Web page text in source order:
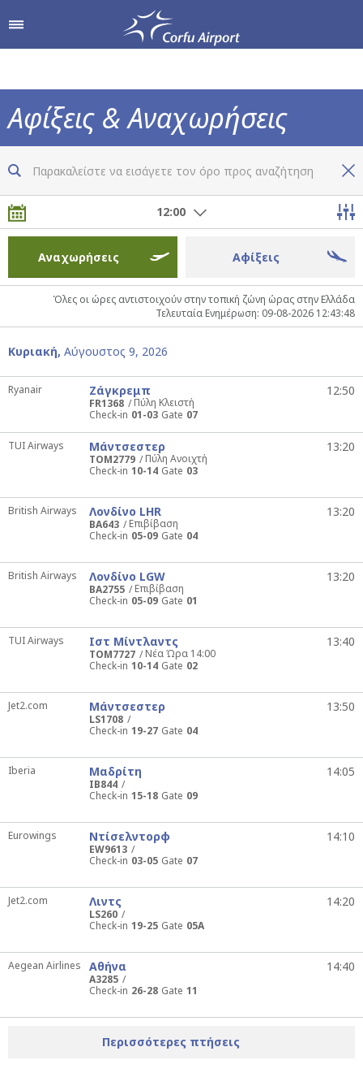
Από & Προς το Αεροδρόμιο
Parking
Αγορές & Γεύση
Καταστήματα
Hellenic Duty Free Shops
Αφίξεις & Αναχωρήσεις
Τώρα ξέρετε τα πάντα για όλες τις πτήσεις
Αναχωρήσεις Αφίξεις
12:00
Όλες οι ώρες αντιστοιχούν στην τοπική ζώνη ώρας στην Ελλάδα
Τελευταία Ενημέρωση: 09-08-2026 12:43:48
Κυριακή, Αύγουστος 9, 2026
Ryanair
FR1368
Πύλη Κλειστή
Ζάγκρεμπ 12:50
Check-in 01-03 Gate 07
TUI Airways
TOM2779
Πύλη Ανοιχτή
Μάντσεστερ 13:20
Check-in 10-14 Gate 03
British Airways
BA643
Επιβίβαση
Λονδίνο LHR 13:20
Check-in 05-09 Gate 04
British Airways
BA2755
Επιβίβαση
Λονδίνο LGW 13:20
Check-in 05-09 Gate 01
TUI Airways
TOM7727
Νέα Ώρα 14:00
Ιστ Μίντλαντς 13:40
Check-in 10-14 Gate 02
Jet2.com
LS1708
Μάντσεστερ 13:50
Check-in 19-27 Gate 04
Iberia
IB844
Μαδρίτη 14:05
Check-in 15-18 Gate 09
Eurowings
EW9613
Ντίσελντορφ 14:10
Check-in 03-05 Gate 07
Jet2.com
LS260
Λιντς 14:20
Check-in 19-25 Gate 05A
Aegean Airlines
A3285
Αθήνα 14:40
Check-in 26-28 Gate 11
Περισσότερες πτήσεις